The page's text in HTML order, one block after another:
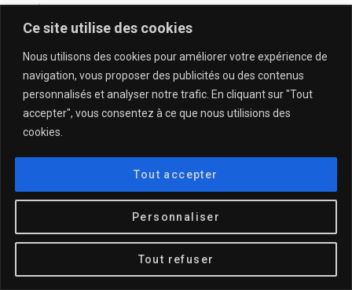
Ce site utilise des cookies
Nous utilisons des cookies pour améliorer votre expérience de
navigation, vous proposer des publicités ou des contenus
personnalisés et analyser notre trafic. En cliquant sur "Tout
accepter", vous consentez à ce que nous utilisions des
cookies.
Personnaliser
Tout refuser
Tout accepter
précieuse.
Après une rupture d’une relation longue, le défi
n’est pas seulement de survivre à la séparation. Le
véritable défi consiste à apprendre à honorer ce qui
a existé sans rester prisonnière de ce qui n’existe
plus. C’est aussi accepter qu’on n’aimera plus jamais
personne de la même façon. C’est devoir offrir à son
coeur le temps de guérir et de recoller les mille
morceaux brisés.
Je n’en suis pas encore vraiment au stade de